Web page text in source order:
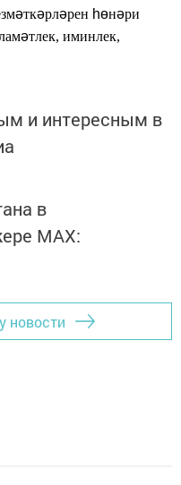
әткәрләрен һөнәри
әтлек, иминлек,
и интересным в
в
MАХ:
новости